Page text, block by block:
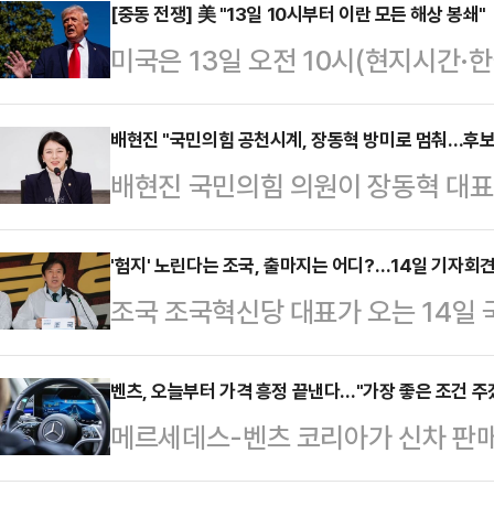
한 피로감이 누적된 분위기가 팽배
서는 최근 당 행보를 향한 비판이
택시기사 김모 씨는 현직 김동연 경
후보로 추미애 후보가 확정된 만큼
의 의견을내놨다.국민의힘에 대해
급할 가치조차 없…
[중동 전쟁] 美 "13일 10시부터 이란 모든 해상 봉쇄"
미국은 13일 오전 10시(현지시간·한국시간 오후 11시
만을 봉쇄하기로 했다.AP통신에
선박을 겨냥해 봉쇄를 시행한다고
국은 이란 항만을 드나드는 모든 선
것”이라며 “이번 작전은 13일 10
적에 관계없이 모든 선박에 적용된
도라고 설명했다. 다만 중부사령부
것은 아니다”며 …
배현진 "국민의힘 공천시계, 장동혁 방미로 멈춰…후
배현진 국민의힘 의원이 장동혁 대
지 모르겠다"고 지적했다.배 의원
영위가 의결해 올리는 공천안은 최
은 최고위원에게 (권한을) 위임했
어 "끝까지 후보의짐으로 남고 싶
천 시계가 장 대표의 이유 모를 방
러면서 "몇 주간 밤낮없이 면접하
후보들이 하루…
'험지' 노린다는 조국, 출마지는 어디?…14일 기자회
조국 조국혁신당 대표가 오는 14일
다. 그동안 이른바 '험지'에 출마하
지 주목된다.혁신당은 12일 언론
재보궐 선거 출마 관련해 기자회견
일리안과의 통화에서 "조 대표는
벤츠, 오늘부터 가격 흥정 끝낸다…"가장 좋은 조건
메르세데스-벤츠 코리아가 신차 판
장에서 제각각이던 가격 구조를 정